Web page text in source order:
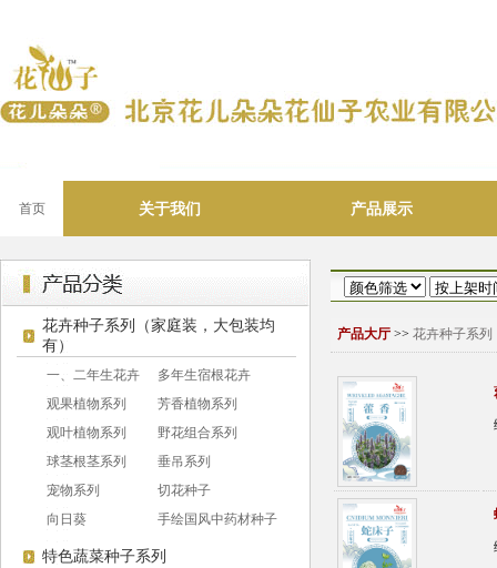
首页 关于我们 产品展示
花卉种子系列（家庭装，大包装均
有）
一、二年生花卉
多年生宿根花卉
观果植物系列
芳香植物系列
观叶植物系列
野花组合系列
球茎根茎系列
垂吊系列
宠物系列
切花种子
向日葵
手绘国风中药材种子
特色蔬菜种子系列
产品大厅 >> 花卉种子系列